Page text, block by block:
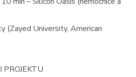
(Zayed University, American